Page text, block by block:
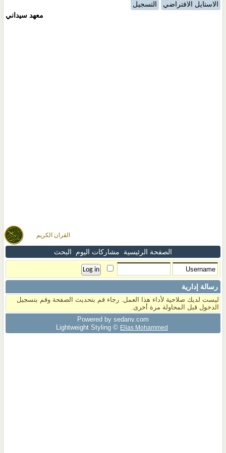
القران الكريم
الاستايل الافتراضي
التسجيل
معهد سيداني
الصفحة الرئيسية مشاركات اليوم البحث
رسالة إدارية
ليست لديك صلاحية لأداء هذا العمل. رجاء قم بتحديث الصفحة وقم بتسجيل
الدخول قبل المحاولة مرة أخرى.
Powered by sedany.com
Lightweight Styling © Elias Mohammed